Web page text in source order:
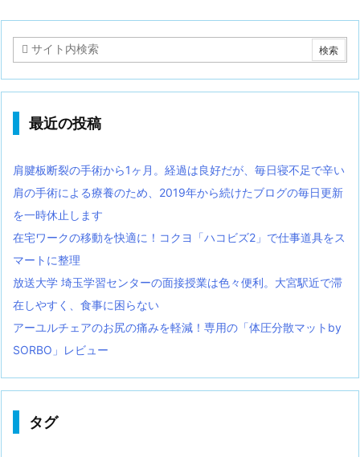
最近の投稿
肩腱板断裂の手術から1ヶ月。経過は良好だが、毎日寝不足で辛い
肩の手術による療養のため、2019年から続けたブログの毎日更新
を一時休止します
在宅ワークの移動を快適に！コクヨ「ハコビズ2」で仕事道具をス
マートに整理
放送大学 埼玉学習センターの面接授業は色々便利。大宮駅近で滞
在しやすく、食事に困らない
アーユルチェアのお尻の痛みを軽減！専用の「体圧分散マットby
SORBO」レビュー
タグ